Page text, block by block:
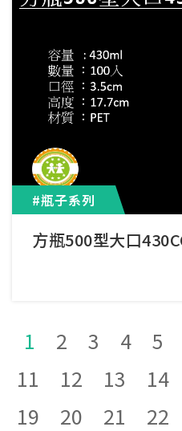
#瓶子系列
方瓶500型大口
1 2 3 4 5
11
12 13 14
19
20 21 22